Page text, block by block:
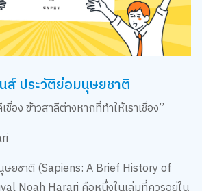
ส์ ประวัติย่อมนุษยชาติ
ชื่อง ข้าวสาลีต่างหากที่ทำให้เราเชื่อง”
ษยชาติ (Sapiens: A Brief History of